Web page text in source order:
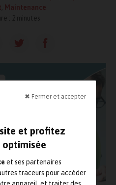
✖ Fermer et accepter
et profitez
optimisée
et ses partenaires
traceurs pour accéder
Maintenance
: 2 minutes